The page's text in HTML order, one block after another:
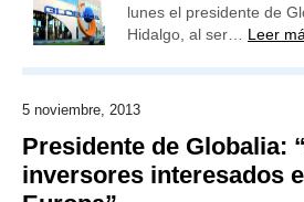
lunes el presidente de
Hidalgo, al ser… Leer
5 noviembre, 2013
Presidente de Globalia:
inversores interesados